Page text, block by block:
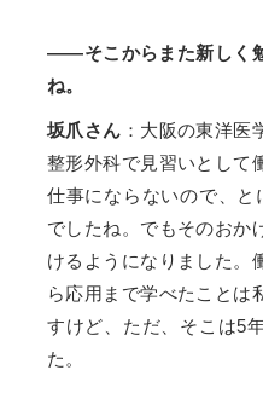
——そこからまた新しく
ね。
坂爪さん ：大阪の東洋医
整形外科で見習いとして
仕事にならないので、
でしたね。でもそのおか
けるようになりました。
ら応用まで学べたことは
すけど、ただ、そこは5
た。